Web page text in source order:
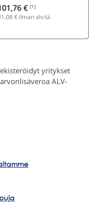
€ [1]
€ ilman alv:tä
yritykset
ALV-